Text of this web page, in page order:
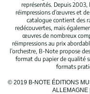
représentés. Depuis
réimpressions d’œuvres et
catalogue contient des
redécouvertes, mais
œuvres de nombreux
réimpressions au prix
l’orchestre, B-Note propose
format du papier de qualité
formats
© 2019 B-NOTE ÉDITIONS
ALLEMAGNE